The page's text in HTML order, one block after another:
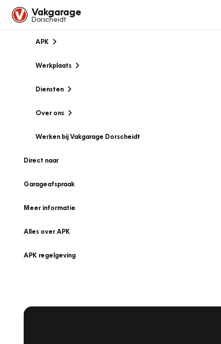
Vakgarage
Dorscheidt
APK
Werkplaats
Diensten
Over ons
Werken bij Vakgarage Dorscheidt
Direct naar
Garageafspraak
Meer informatie
Alles over APK
APK regelgeving